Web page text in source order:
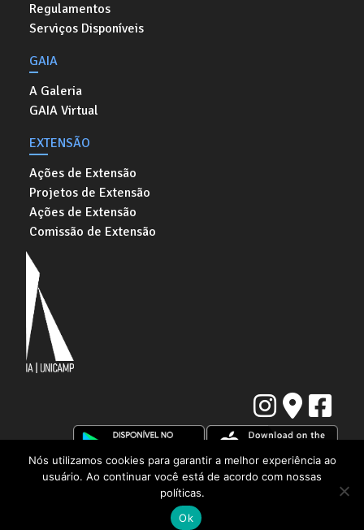
Regulamentos
Serviços Disponíveis
GAIA
A Galeria
GAIA Virtual
EXTENSÃO
Ações de Extensão
Projetos de Extensão
Ações de Extensão
Comissão de Extensão
Instituto de Artes da Universidade Estadual de Campinas
Rua Elis Regina, 50. Cidade Universitária "Zeferino Vaz" | Barão Geraldo,
Nós utilizamos cookies para garantir a melhor experiência ao
usuário. Ao continuar você está de acordo com nossas
políticas.
Ok